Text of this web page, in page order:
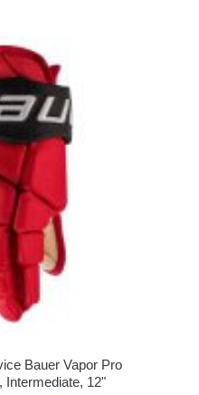
Bauer Vapor Pro
Intermediate, 12"